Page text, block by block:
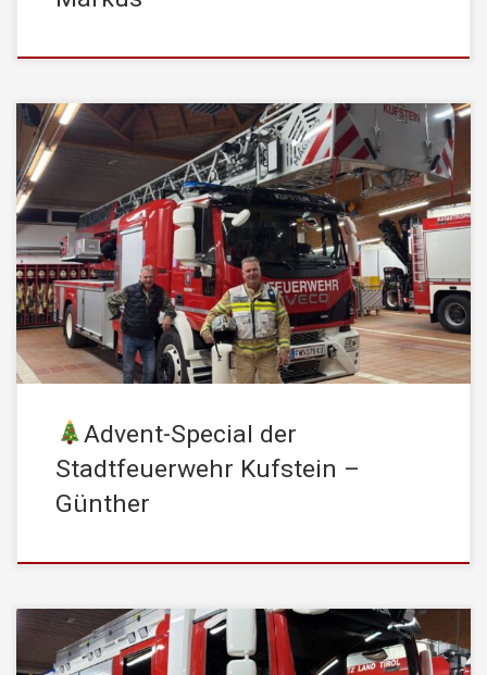
In der Adventzeit möchten wir heuer wieder die Gelegenheit
nutzen, um jene Menschen vorzustellen, die Tag für Tag für die
Sicherheit unserer Stadt einstehen. Zug 1: Gruppenkommandant
Günther Höhne Günther trat 1998 in den Aktivstand der
Stadtfeuerwehr Kufstein ein – und war von Beginn an einer
unserer verlässlichsten Spezialisten: als […]
Advent-Special der
Stadtfeuerwehr Kufstein –
Günther